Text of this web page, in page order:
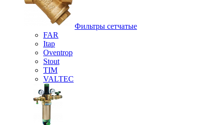
Фильтры сетчатые
FAR
Itap
Oventrop
Stout
TIM
VALTEC